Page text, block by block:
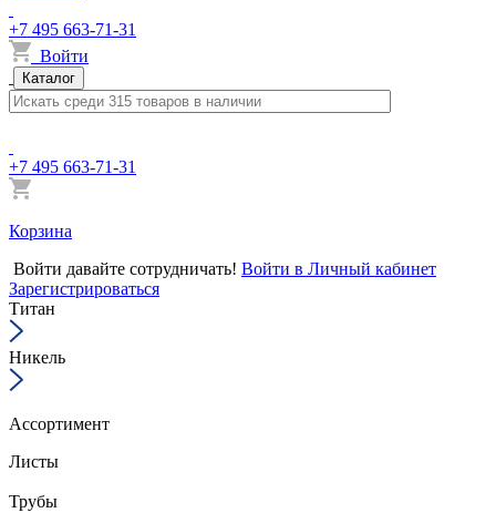
+7 495 663-71-31
Войти
Каталог
+7 495 663-71-31
Корзина
Войти давайте сотрудничать! Войти в Личный кабинет
Зарегистрироваться
Титан
Никель
Ассортимент
Листы
Трубы